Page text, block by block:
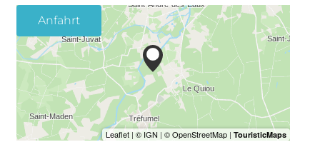
Anfahrt